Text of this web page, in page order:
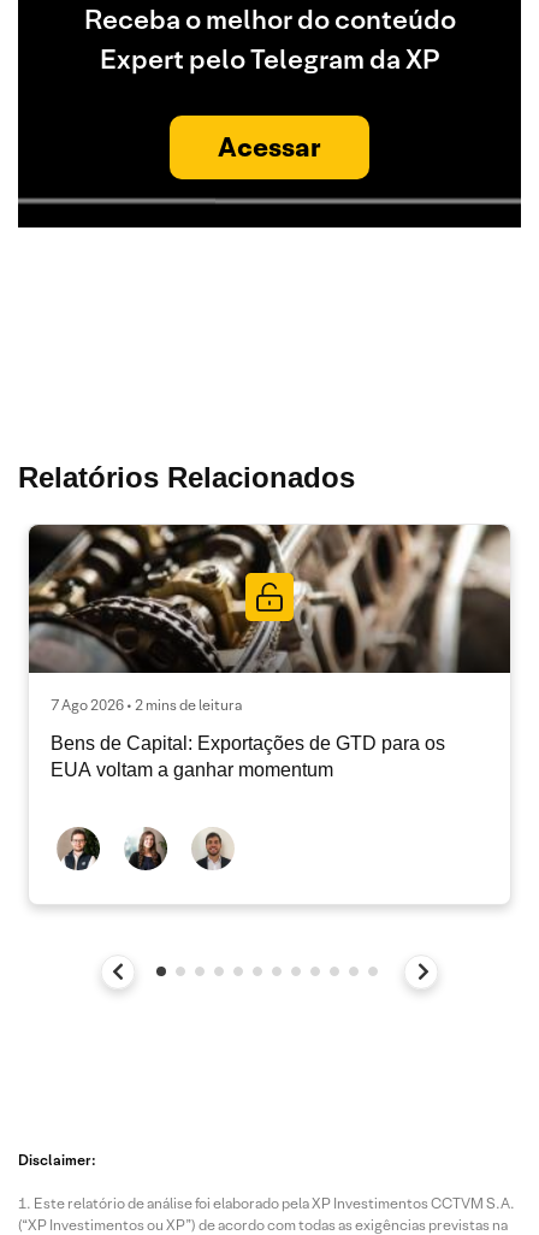
Receba o melhor do conteúdo
Expert pelo Telegram da XP
Acessar
Relatórios Relacionados
7 Ago 2026 • 2 mins de leitura
Bens de Capital: Exportações de GTD para os
EUA voltam a ganhar momentum
Disclaimer:
Este relatório de análise foi elaborado pela XP Investimentos CCTVM S.A.
(“XP Investimentos ou XP”) de acordo com todas as exigências previstas na